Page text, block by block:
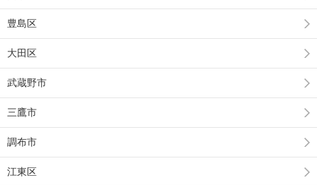
豊島区
大田区
武蔵野市
三鷹市
調布市
江東区